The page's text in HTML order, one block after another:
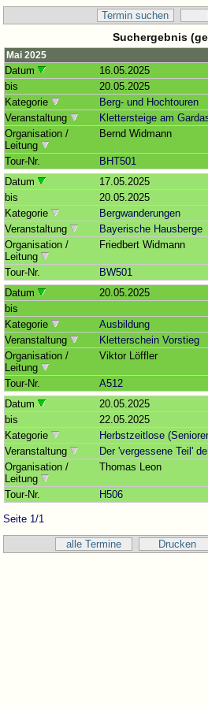
Termin suchen
Suchergebnis
Mai 2025
Datum
16.05.2025
bis
20.05.2025
Kategorie
Berg- und Hochtouren
Veranstaltung
Klettersteige am
Organisation /
Leitung
Bernd Widmann
Tour-Nr.
BHT501
Datum
17.05.2025
bis
20.05.2025
Kategorie
Bergwanderungen
Veranstaltung
Bayerische Hausberge
Organisation /
Leitung
Friedbert Widmann
Tour-Nr.
BW501
Datum
20.05.2025
bis
Kategorie
Ausbildung
Veranstaltung
Kletterschein Vorstieg
Organisation /
Leitung
Viktor Löffler
Tour-Nr.
A512
Datum
20.05.2025
bis
22.05.2025
Kategorie
Herbstzeitlose
Veranstaltung
Der 'vergessene Teil'
Organisation /
Leitung
Thomas Leon
Tour-Nr. H506
Seite 1/1
alle Termine
Drucken